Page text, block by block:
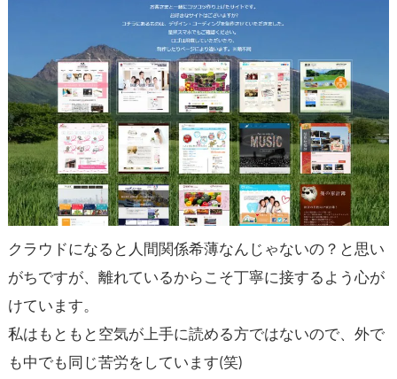
クラウドになると人間関係希薄なんじゃないの？と思い
がちですが、離れているからこそ丁寧に接するよう心が
けています。
私はもともと空気が上手に読める方ではないので、外で
も中でも同じ苦労をしています(笑)